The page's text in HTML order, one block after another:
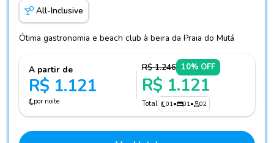
All-Inclusive
Ótima gastronomia e beach club à beira da Praia do Mutá
A partir de
R$ 1.121
por noite
R$ 1.246 10% OFF
R$ 1.121
Total 01• 01• 02